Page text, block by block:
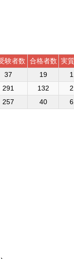
験者数 合格者数 実
37 19
291 132
257 40